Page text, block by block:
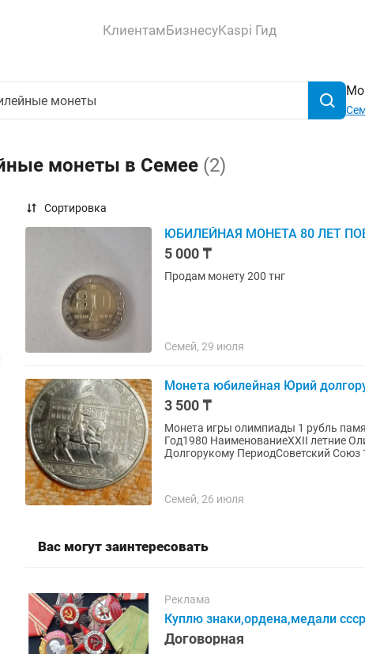
КлиентамБизнесуKaspi Гид
монеты в Семее (2)
Сортировка
ЮБИЛЕЙНАЯ МОНЕТА 80 ЛЕТ
5 000 ₸
Продам монету 200 тнг
Семей, 29 июля
Монета юбилейная Юрий
3 500 ₸
Монета игры олимпиады 1 рубль
Год1980 НаименованиеXXII летние
Долгорукому ПериодСоветский Союз
Семей, 26 июля
Вас могут заинтересовать
Реклама
Куплю знаки,ордена,медали ссср
Договорная